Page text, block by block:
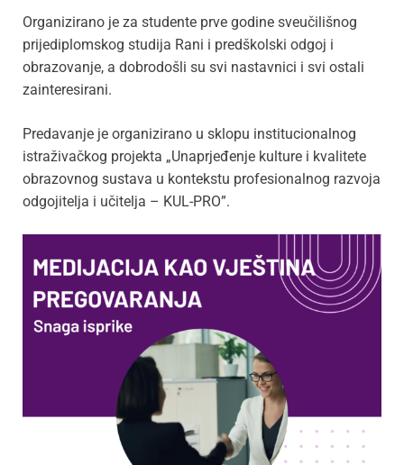
Organizirano je za studente prve godine sveučilišnog
prijediplomskog studija Rani i predškolski odgoj i
obrazovanje, a dobrodošli su svi nastavnici i svi ostali
zainteresirani.
Predavanje je organizirano u sklopu institucionalnog
istraživačkog projekta „Unaprjeđenje kulture i kvalitete
obrazovnog sustava u kontekstu profesionalnog razvoja
odgojitelja i učitelja – KUL-PRO”.